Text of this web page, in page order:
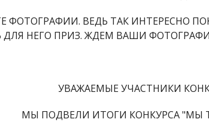
ФОТОГРАФИИ. ВЕДЬ ТАК ИНТЕРЕСНО
ДЛЯ НЕГО ПРИЗ. ЖДЕМ ВАШИ
УВАЖАЕМЫЕ УЧАСТНИКИ
МЫ ПОДВЕЛИ ИТОГИ КОНКУРСА "МЫ